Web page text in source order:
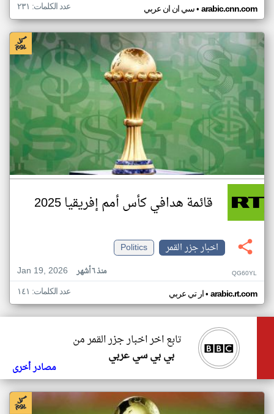
سي ان ان عربي• arabic.cnn.com عدد الكلمات: ٢٣١
قائمة هدافي كأس أمم إفريقيا 2025
اخبار جزر القمر
Politics
Jan 19, 2026
منذ ٦ أشهر QG60YL
ار تي عربي• arabic.rt.com عدد الكلمات: ١٤١
تابع اخر اخبار جزر القمر من
بي بي سي عربي
مصادر أخرى